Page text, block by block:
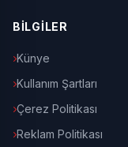
BİLGİLER
Künye
Kullanım Şartları
Çerez Politikası
Reklam Politikası